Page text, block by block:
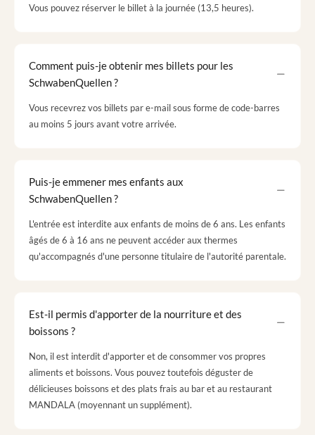
Vous pouvez réserver le billet à la journée (13,5 heures).
Comment puis-je obtenir mes billets pour les
SchwabenQuellen ?
Vous recevrez vos billets par e-mail sous forme de code-barres
au moins 5 jours avant votre arrivée.
Puis-je emmener mes enfants aux
SchwabenQuellen ?
L'entrée est interdite aux enfants de moins de 6 ans. Les enfants
âgés de 6 à 16 ans ne peuvent accéder aux thermes
qu'accompagnés d'une personne titulaire de l'autorité parentale.
Est-il permis d'apporter de la nourriture et des
boissons ?
Non, il est interdit d'apporter et de consommer vos propres
aliments et boissons. Vous pouvez toutefois déguster de
délicieuses boissons et des plats frais au bar et au restaurant
MANDALA (moyennant un supplément).